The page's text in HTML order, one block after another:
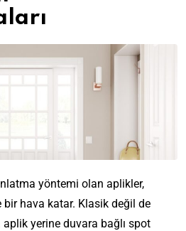
yöntemi olan aplikler,
hava katar. Klasik değil de
aplik yerine duvara bağlı spot